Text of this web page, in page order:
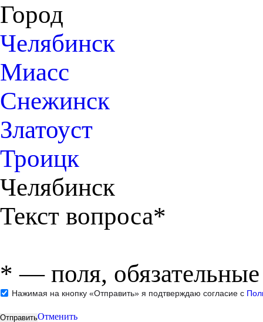
Город
Челябинск
Миасс
Снежинск
Златоуст
Троицк
Челябинск
Текст вопроса*
* — поля,
Нажимая на кнопку «Отправить» я подтверждаю согласие с
Отменить